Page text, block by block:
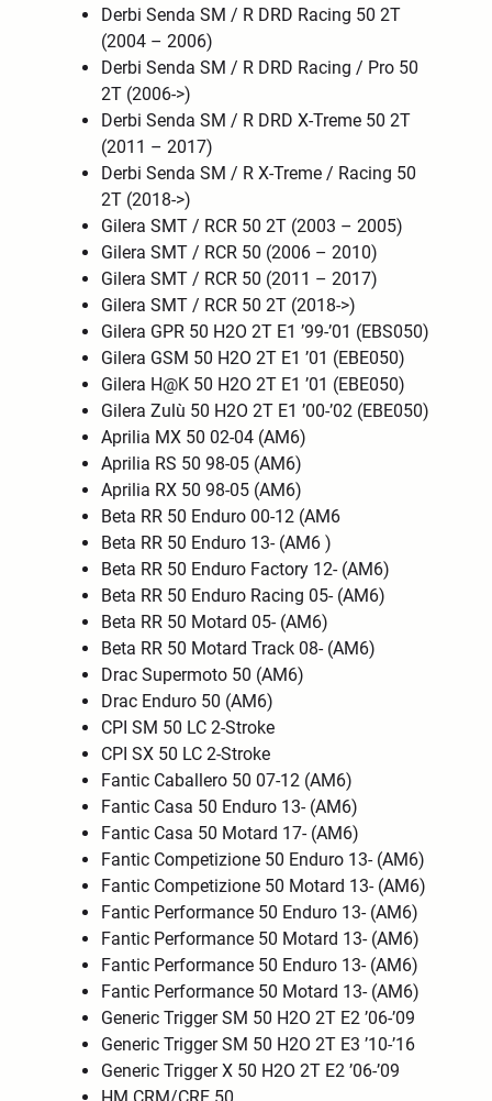
Derbi Senda SM / R DRD Racing 50 2T
(2004 – 2006)
Derbi Senda SM / R DRD Racing / Pro 50
2T (2006->)
Derbi Senda SM / R DRD X-Treme 50 2T
(2011 – 2017)
Derbi Senda SM / R X-Treme / Racing 50
2T (2018->)
Gilera SMT / RCR 50 2T (2003 – 2005)
Gilera SMT / RCR 50 (2006 – 2010)
Gilera SMT / RCR 50 (2011 – 2017)
Gilera SMT / RCR 50 2T (2018->)
Gilera GPR 50 H2O 2T E1 ’99-’01 (EBS050)
Gilera GSM 50 H2O 2T E1 ’01 (EBE050)
Gilera H@K 50 H2O 2T E1 ’01 (EBE050)
Gilera Zulù 50 H2O 2T E1 ’00-’02 (EBE050)
Aprilia MX 50 02-04 (AM6)
Aprilia RS 50 98-05 (AM6)
Aprilia RX 50 98-05 (AM6)
Beta RR 50 Enduro 00-12 (AM6
Beta RR 50 Enduro 13- (AM6 )
Beta RR 50 Enduro Factory 12- (AM6)
Beta RR 50 Enduro Racing 05- (AM6)
Beta RR 50 Motard 05- (AM6)
Beta RR 50 Motard Track 08- (AM6)
Drac Supermoto 50 (AM6)
Drac Enduro 50 (AM6)
CPI SM 50 LC 2-Stroke
CPI SX 50 LC 2-Stroke
Fantic Caballero 50 07-12 (AM6)
Fantic Casa 50 Enduro 13- (AM6)
Fantic Casa 50 Motard 17- (AM6)
Fantic Competizione 50 Enduro 13- (AM6)
Fantic Competizione 50 Motard 13- (AM6)
Fantic Performance 50 Enduro 13- (AM6)
Fantic Performance 50 Motard 13- (AM6)
Fantic Performance 50 Enduro 13- (AM6)
Fantic Performance 50 Motard 13- (AM6)
Generic Trigger SM 50 H2O 2T E2 ’06-’09
Generic Trigger SM 50 H2O 2T E3 ’10-’16
Generic Trigger X 50 H2O 2T E2 ’06-’09